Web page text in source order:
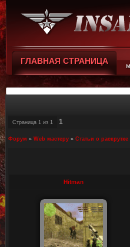
ГЛАВНАЯ СТРАНИЦА
Страница 1 из 1 1
Форум » Web мастеру » Статьи о раскрутке
Hitman